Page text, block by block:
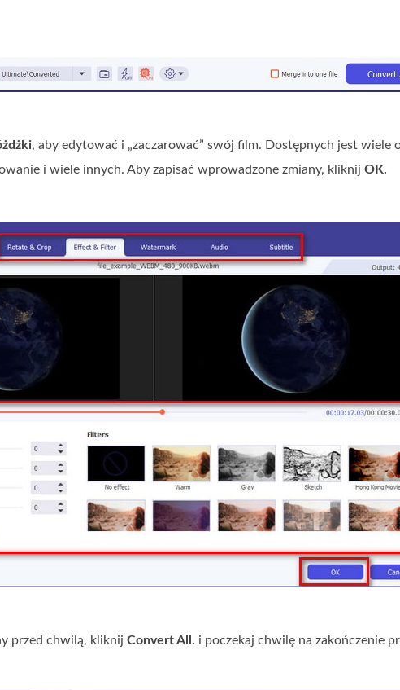
, aby edytować i „zaczarować” swój film. Dostępnych jest wiele
i wiele innych. Aby zapisać wprowadzone zmiany, kliknij OK.
przed chwilą, kliknij Convert All. i poczekaj chwilę na zakończenie